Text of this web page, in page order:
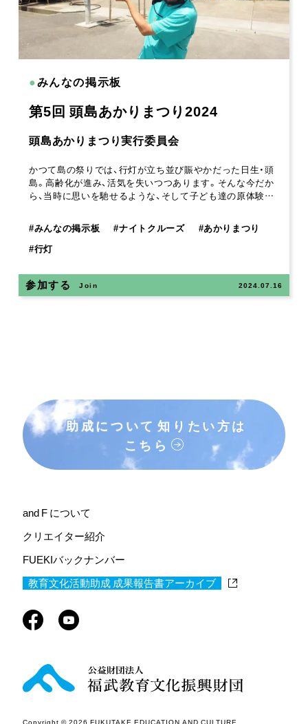
●みんなの掲示板
第5回 頭島あかりまつり2024
頭島あかりまつり実行委員会
かつて島の祭りでは、行灯が立ち並び賑やかだった日生・頭
島。高齢化が進み、活気を失いつつあります。そんな今だか
ら、当時に思いを馳せるような、そして子ども達の原体験…
#みんなの掲示板 #ナイトクルーズ #あかりまつり
#行灯
参加する Join 2024.07.16
助成について 知りたい方は
こちら
and F について
クリエイター紹介
FUEKIバックナンバー
教育文化活動助成 成果報告書アーカイブ
Copyright © 2026 FUKUTAKE EDUCATION AND CULTURE